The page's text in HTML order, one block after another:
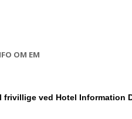
OM EM
frivillige ved Hotel Information